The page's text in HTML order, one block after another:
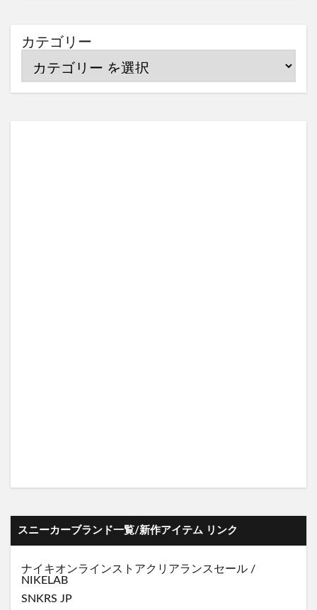
カテゴリー
スニーカーブランド一覧/新作アイテム リンク
ナイキオンラインストアクリアランスセール /
NIKELAB
SNKRS JP